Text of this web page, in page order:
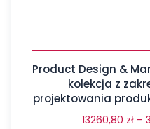
Product Design &
kolekcja z
projektowania
aż 17
13260,80 zł –